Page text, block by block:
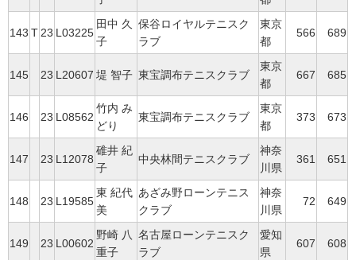
143 T 23 L03225
田中 久
子
保谷ロイヤルテニスク
ラブ
東京
都
566 689
145 23 L20607 堤 智子 東宝調布テニスクラブ
東京
都
667 685
146 23 L08562
竹内 み
どり
東宝調布テニスクラブ
東京
都
373 673
147 23 L12078
碓井 紀
子
中央林間テニスクラブ
神奈
川県
361 651
148 23 L19585
東 紀代
美
あざみ野ローンテニス
クラブ
神奈
川県
72 649
149 23 L00602
野崎 八
重子
名古屋ローンテニスク
ラブ
愛知
県
607 608